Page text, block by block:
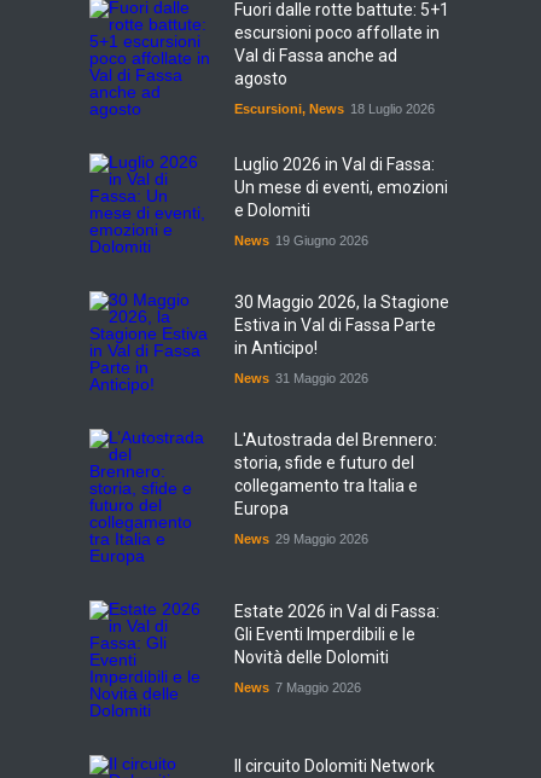
Fuori dalle rotte battute: 5+1
escursioni poco affollate in
Val di Fassa anche ad
agosto
Escursioni, News 18 Luglio 2026
Luglio 2026 in Val di Fassa:
Un mese di eventi, emozioni
e Dolomiti
News 19 Giugno 2026
30 Maggio 2026, la Stagione
Estiva in Val di Fassa Parte
in Anticipo!
News 31 Maggio 2026
L'Autostrada del Brennero:
storia, sfide e futuro del
collegamento tra Italia e
Europa
News 29 Maggio 2026
Estate 2026 in Val di Fassa:
Gli Eventi Imperdibili e le
Novità delle Dolomiti
News 7 Maggio 2026
Il circuito Dolomiti Network